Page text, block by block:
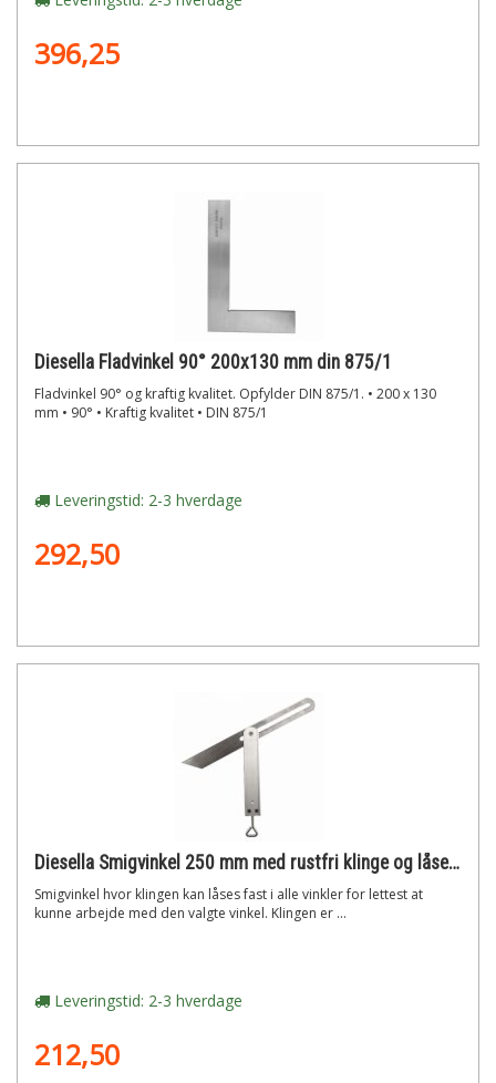
396,25
Diesella Fladvinkel 90° 200x130 mm din 875/1
Fladvinkel 90° og kraftig kvalitet. Opfylder DIN 875/1. • 200 x 130
mm • 90° • Kraftig kvalitet • DIN 875/1
Leveringstid: 2-3 hverdage
292,50
Diesella Smigvinkel 250 mm med rustfri klinge og låsefunktion
Smigvinkel hvor klingen kan låses fast i alle vinkler for lettest at
kunne arbejde med den valgte vinkel. Klingen er ...
Leveringstid: 2-3 hverdage
212,50